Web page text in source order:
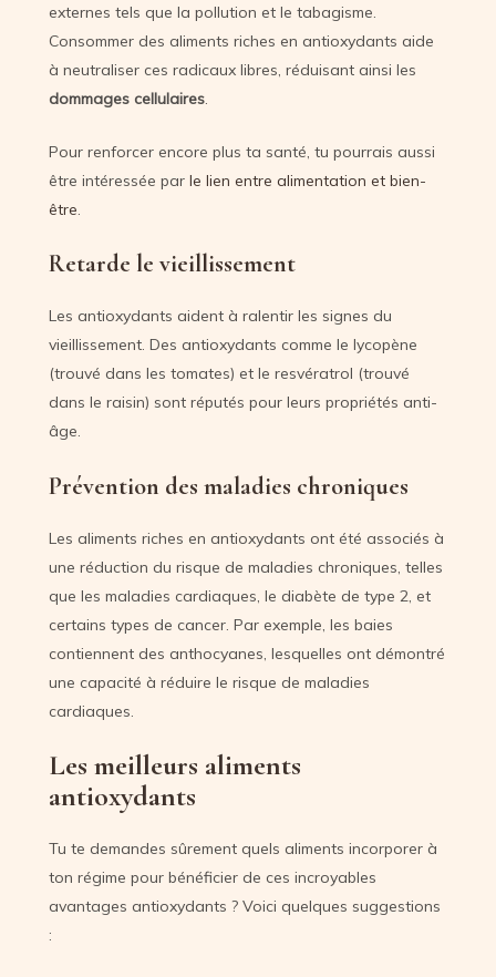
externes tels que la pollution et le tabagisme.
Consommer des aliments riches en antioxydants aide
à neutraliser ces radicaux libres, réduisant ainsi les
dommages cellulaires
Pour renforcer encore plus ta santé, tu pourrais aussi
être intéressée par le lien entre alimentation et bien-
être.
Retarde le vieillissement
Les antioxydants aident à ralentir les signes du
vieillissement. Des antioxydants comme le lycopène
(trouvé dans les tomates) et le resvératrol (trouvé
dans le raisin) sont réputés pour leurs propriétés anti-
âge.
Prévention des maladies chroniques
Les aliments riches en antioxydants ont été associés à
une réduction du risque de maladies chroniques, telles
que les maladies cardiaques, le diabète de type 2, et
certains types de cancer. Par exemple, les baies
contiennent des anthocyanes, lesquelles ont démontré
une capacité à réduire le risque de maladies
cardiaques.
Les meilleurs aliments
antioxydants
Tu te demandes sûrement quels aliments incorporer à
ton régime pour bénéficier de ces incroyables
avantages antioxydants ? Voici quelques suggestions
: